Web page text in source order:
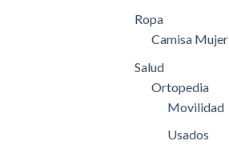
Ropa
Camisa Mujer
Salud
Ortopedia
Movilidad
Usados